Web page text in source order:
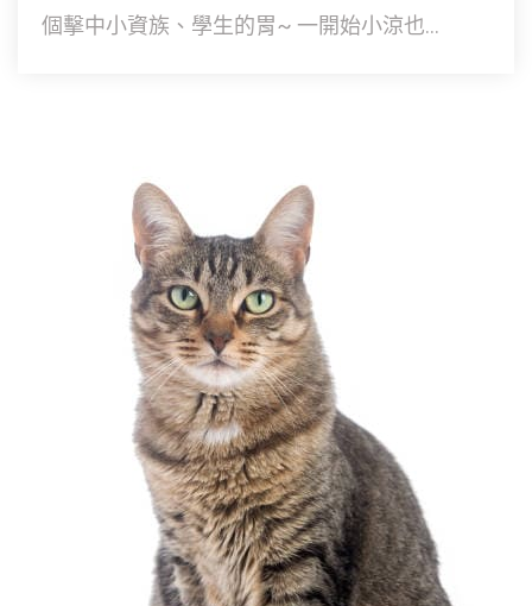
個擊中小資族、學生的胃~ 一開始小涼也...